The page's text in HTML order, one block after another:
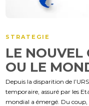
STRATEGIE
LE
OU LE
Depuis la disparition de
temporaire, assuré par les
mondial a émergé. Du